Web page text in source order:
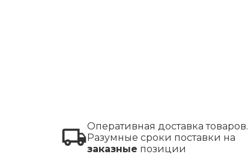
Оперативная доставка товаров.
Разумные сроки поставки на
заказные позиции